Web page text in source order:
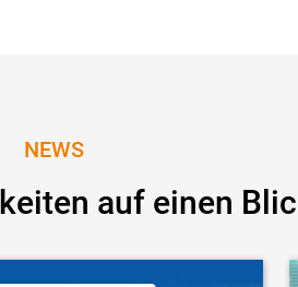
NEWS
auf einen